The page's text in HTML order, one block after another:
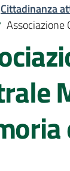
Cittadinanza
Associazione